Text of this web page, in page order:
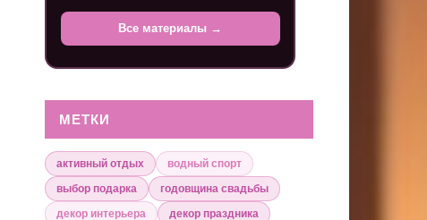
Все материалы →
МЕТКИ
активный отдых
водный спорт
выбор подарка
годовщина свадьбы
декор интерьера
декор праздника